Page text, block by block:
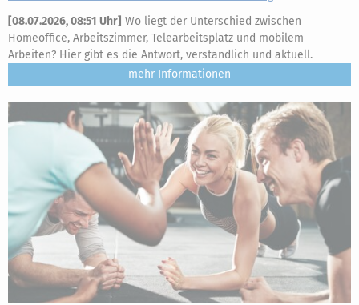
[08.07.2026, 08:51 Uhr] Wo liegt der Unterschied zwischen
Homeoffice, Arbeitszimmer, Telearbeitsplatz und mobilem
Arbeiten? Hier gibt es die Antwort, verständlich und aktuell.
mehr